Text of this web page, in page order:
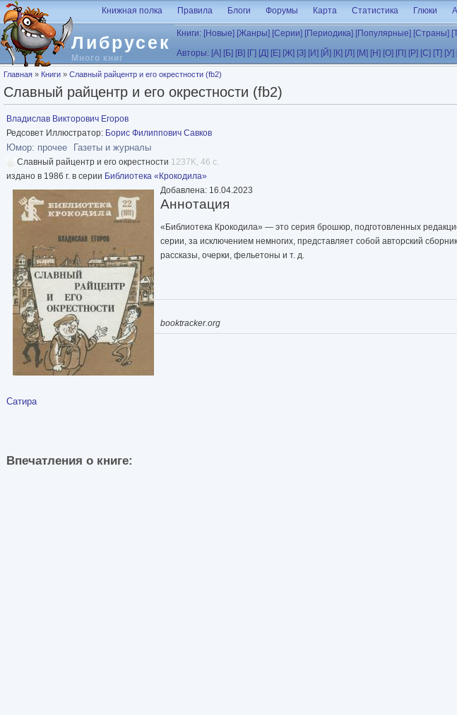
Перейти к основному содержанию
Либрусек
Много книг
Книжная полка Правила Блоги Форумы Карта Статистика Глюки
Книги: [Новые] [Жанры] [Серии] [Периодика] [Популярные] [Страны]
Авторы: [А] [Б] [В] [Г] [Д] [Е] [Ж] [З] [И] [Й] [К] [Л] [М] [Н] [О] [П] [Р] [С] [Т] [У]
Вы здесь
Главная » Книги » Славный райцентр и его окрестности (fb2)
Славный райцентр и его окрестности (fb2)
Владислав Викторович Егоров
Редсовет Иллюстратор: Борис Филиппович Савков
Юмор: прочее Газеты и журналы
Славный райцентр и его окрестности 1237K, 46 с.
издано в 1986 г. в серии Библиотека «Крокодила»
Добавлена: 16.04.2023
Аннотация
«Библиотека Крокодила» — это серия брошюр, подготовленных
серии, за исключением немногих, представляет собой авторский
рассказы, очерки, фельетоны и т. д.
booktracker.org
Сатира
Впечатления о книге: